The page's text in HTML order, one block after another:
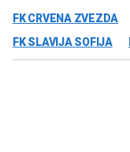
FK CRVENA ZVEZDA
FK SLAVIJA SOFIJA